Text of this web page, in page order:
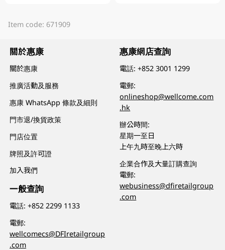
Item code: 671909
關於惠康
關於惠康
推廣活動及服務
惠康 WhatsApp 條款及細則
門市退/換貨政策
門店位置
牌照及許可證
加入我們
一般查詢
電話:+852 2299 1133
電郵:
wellcomecs@DFIretailgroup
.com
惠康網店查詢
電話:+852 3001 1299
電郵:
onlineshop@wellcome.com
.hk
辦公時間:
星期一至日
上午九時至晚上六時
企業合作及大量訂購查詢
電郵:
webusiness@dfiretailgroup
.com